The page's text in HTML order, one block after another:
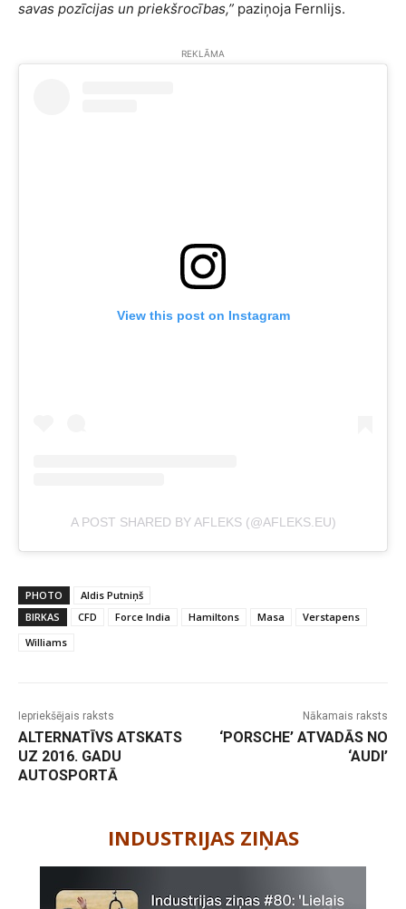
savas pozīcijas un priekšrocības,” paziņoja Fernlijs.
REKLĀMA
View this post on Instagram
A POST SHARED BY AFLEKS (@AFLEKS.EU)
PHOTO
Aldis Putniņš
BIRKAS
CFD Force India Hamiltons Masa
Verstapens
Williams
Iepriekšējais raksts
ALTERNATĪVS ATSKATS
UZ 2016. GADU
AUTOSPORTĀ
Nākamais raksts
‘PORSCHE’ ATVADĀS NO
‘AUDI’
INDUSTRIJAS ZIŅAS